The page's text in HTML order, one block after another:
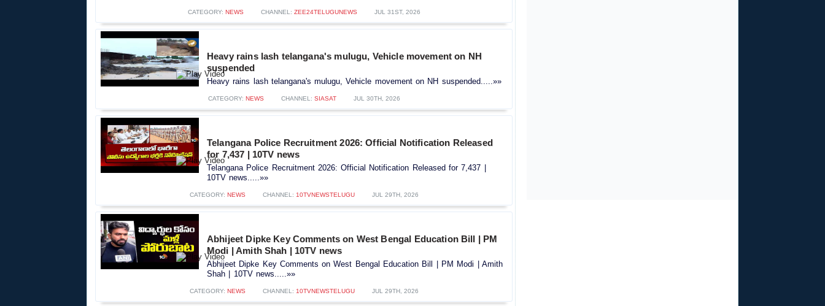
CATEGORY: NEWS CHANNEL: ZEE24TELUGUNEWS JUL 31ST, 2026
Heavy rains lash telangana's mulugu, Vehicle movement on NH
suspended
Heavy rains lash telangana's mulugu, Vehicle movement on NH suspended.....»»
CATEGORY: NEWS CHANNEL: SIASAT JUL 30TH, 2026
Telangana Police Recruitment 2026: Official Notification Released
for 7,437 | 10TV news
Telangana Police Recruitment 2026: Official Notification Released for 7,437 |
10TV news.....»»
CATEGORY: NEWS CHANNEL: 10TVNEWSTELUGU JUL 29TH, 2026
Abhijeet Dipke Key Comments on West Bengal Education Bill | PM
Modi | Amith Shah | 10TV news
Abhijeet Dipke Key Comments on West Bengal Education Bill | PM Modi | Amith
Shah | 10TV news.....»»
CATEGORY: NEWS CHANNEL: 10TVNEWSTELUGU JUL 29TH, 2026